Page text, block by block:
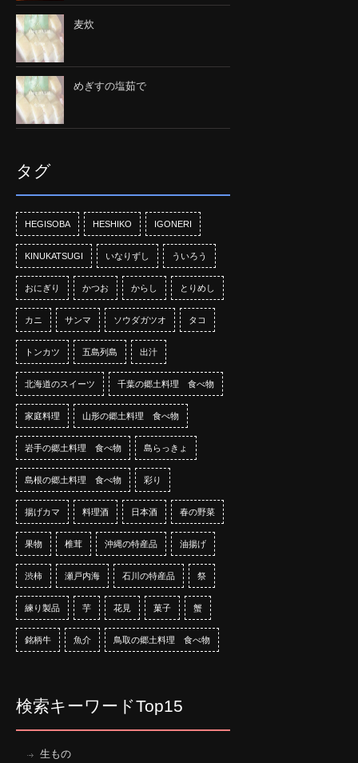
麦炊
めぎすの塩茹で
タグ
HEGISOBA HESHIKO IGONERI
KINUKATSUGI いなりずし ういろう
おにぎり かつお からし とりめし
カニ サンマ ソウダガツオ タコ
トンカツ 五島列島 出汁
北海道のスイーツ 千葉の郷土料理 食べ物
家庭料理 山形の郷土料理 食べ物
岩手の郷土料理 食べ物 島らっきょ
島根の郷土料理 食べ物 彩り
揚げカマ 料理酒 日本酒 春の野菜
果物 椎茸 沖縄の特産品 油揚げ
渋柿 瀬戸内海 石川の特産品 祭
練り製品 芋 花見 菓子 蟹
銘柄牛 魚介 鳥取の郷土料理 食べ物
検索キーワードTop15
生もの